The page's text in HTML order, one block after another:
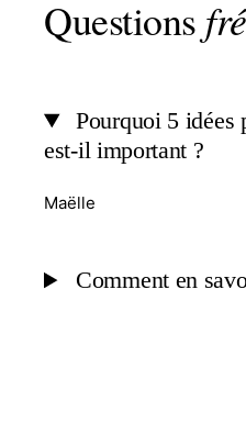
Questions
Pourquoi 5 idées
est-il important ?
Maëlle
Comment en